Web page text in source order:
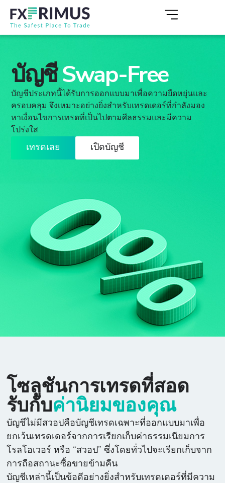
บัญชีSwap-Free
บัญชีประเภทนี้ได้รับการออกแบบมาเพื่อความยืดหยุ่นและ
ครอบคลุม จึงเหมาะอย่างยิ่งสำหรับเทรดเดอร์ที่กำลังมอง
หาเงื่อนไขการเทรดที่เป็นไปตามศีลธรรมและมีความ
โปร่งใส
เทรดเลย เปิดบัญชี
โซลูชันการเทรดที่สอด
รับกับค่านิยมของคุณ
บัญชีไม่มีสวอปคือบัญชีเทรดเฉพาะที่ออกแบบมาเพื่อ
ยกเว้นเทรดเดอร์จากการเรียกเก็บค่าธรรมเนียมการ
โรลโอเวอร์ หรือ “สวอป” ซึ่งโดยทั่วไปจะเรียกเก็บจาก
การถือสถานะซื้อขายข้ามคืน
บัญชีเหล่านี้เป็นข้อดีอย่างยิ่งสำหรับเทรดเดอร์ที่มีความ